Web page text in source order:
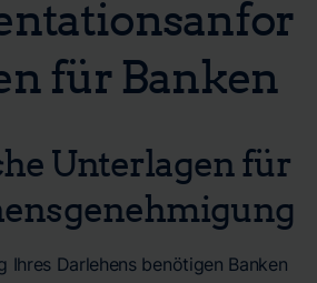
für Banken
Unterlagen für
Ihres Darlehens benötigen Banken